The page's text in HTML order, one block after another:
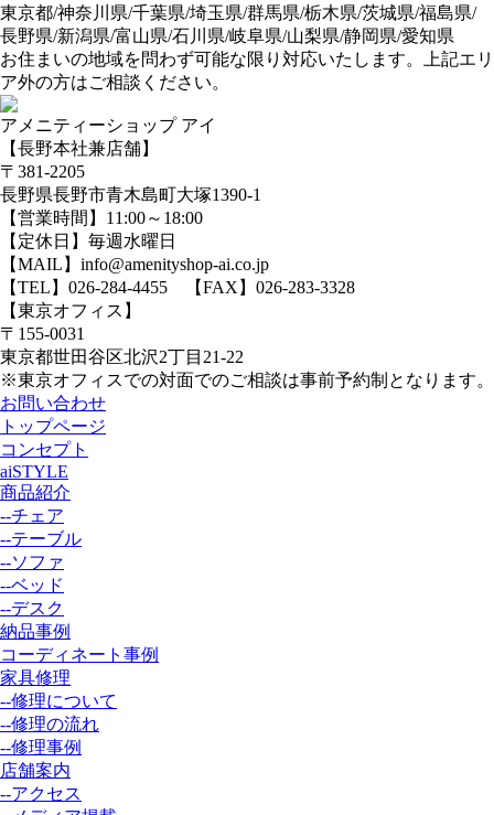
東京都/神奈川県/千葉県/埼玉県/群馬県/栃木県/茨城県/福島県/
長野県/新潟県/富山県/石川県/岐阜県/山梨県/静岡県/愛知県
お住まいの地域を問わず可能な限り対応いたします。上記エリ
ア外の方はご相談ください。
アメニティーショップ アイ
【長野本社兼店舗】
〒381-2205
長野県長野市青木島町大塚1390-1
【営業時間】11:00～18:00
【定休日】毎週水曜日
【MAIL】info@amenityshop-ai.co.jp
【TEL】 026-284-4455 【FAX】026-283-3328
【東京オフィス】
〒155-0031
東京都世田谷区北沢2丁目21-22
※東京オフィスでの対面でのご相談は事前予約制となります。
お問い合わせ
トップページ
コンセプト
aiSTYLE
商品紹介
--チェア
--テーブル
--ソファ
--ベッド
--デスク
納品事例
コーディネート事例
家具修理
--修理について
--修理の流れ
--修理事例
店舗案内
--アクセス